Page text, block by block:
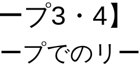
プ3・4】
ープでのリ